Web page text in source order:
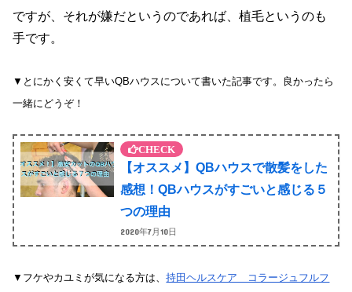
ですが、それが嫌だというのであれば、植毛というのも
手です。
▼とにかく安くて早いQBハウスについて書いた記事です。良かったら
一緒にどうぞ！
【オススメ】QBハウスで散髪をした
感想！QBハウスがすごいと感じる５
つの理由
2020年7月10日
▼フケやカユミが気になる方は、持田ヘルスケア コラージュフルフ